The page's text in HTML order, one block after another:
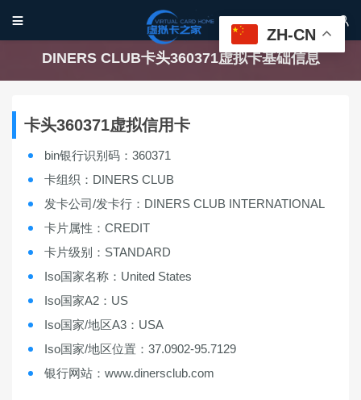
 
DINERS CLUB卡头360371虚拟卡基础信息
卡头360371虚拟信用卡
bin银行识别码：360371
卡组织：DINERS CLUB
发卡公司/发卡行：DINERS CLUB INTERNATIONAL
卡片属性：CREDIT
卡片级别：STANDARD
Iso国家名称：United States
Iso国家A2：US
Iso国家/地区A3：USA
Iso国家/地区位置：37.0902-95.7129
银行网站：www.dinersclub.com
ZH-CN